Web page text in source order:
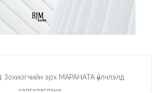
эрх МАРАНАТА үйлчлэлд
хадгалагдана.